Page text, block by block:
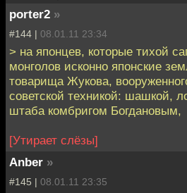
porter2 »
#144 | 08.01.11 23:34
> на японцев, которые тихой
монголов исконно японские
товарища Жукова,
советской техникой: шашкой,
штаба комбригом Богдановым,
[Утирает слёзы]
Anber »
#145 | 08.01.11 23:35